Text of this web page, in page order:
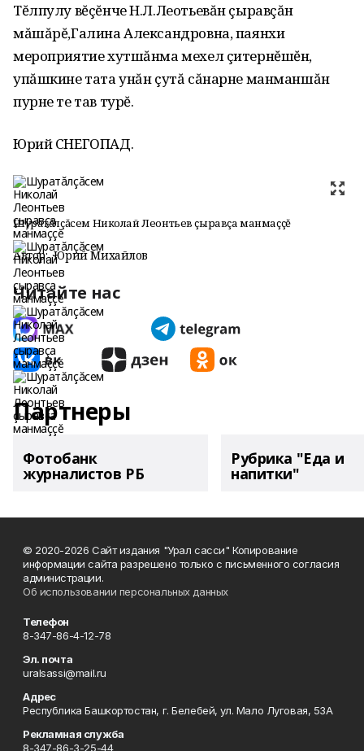
Тĕлпулу вĕçĕнче Н.Л.Леотьевăн çыравçăн
мăшăрĕ,Галина Александровна, паянхи
мероприятие хутшăнма мехел çитернĕшĕн,
упăшкине тата унăн çутă сăнарне манманшăн
пурне те тав турĕ.
Юрий СНЕГОПАД.
Шуратăлçăсем Николай Леонтьев çыравçа манмаççĕ
Автор: Юрий Михайлов
Читайте нас
Партнеры
Фотобанк
журналистов РБ
Рубрика "Еда и
напитки"
© 2020-2026 Сайт издания "Урал сасси" Копирование
информации сайта разрешено только с письменного согласия
администрации.
Об использовании персональных данных
Телефон
8-347-86-4-12-78
Эл. почта
uralsassi@mail.ru
Адрес
Республика Башкортостан, г. Белебей, ул. Мало Луговая, 53А
Рекламная служба
8-347-86-3-25-44